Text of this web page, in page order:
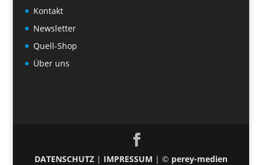
Kontakt
Newsletter
Quell-Shop
Über uns
DATENSCHUTZ| IMPRESSUM | © perey-medien